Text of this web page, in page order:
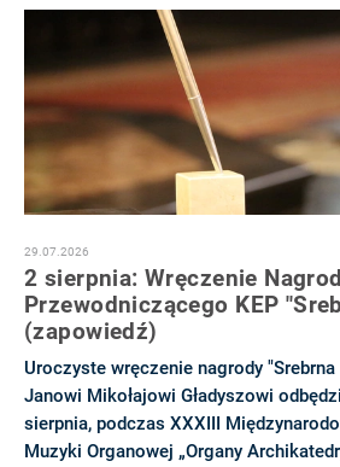
29.07.2026
2 sierpnia: Wręczenie
Przewodniczącego KEP
(zapowiedź)
Uroczyste wręczenie nagrody "Srebrna
Janowi Mikołajowi Gładyszowi
sierpnia, podczas XXXIII
Muzyki Organowej „Organy